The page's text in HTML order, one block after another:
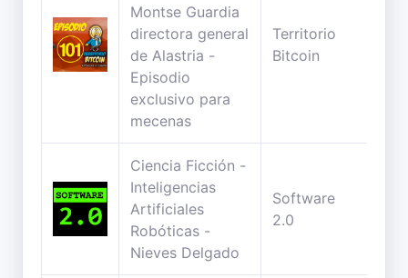
Montse Guardia
directora general
de Alastria -
Episodio
exclusivo para
mecenas
Territorio
Bitcoin
Ciencia Ficción -
Inteligencias
Artificiales
Robóticas -
Nieves Delgado
Software
2.0